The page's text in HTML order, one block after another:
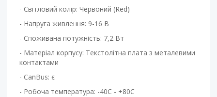
- Світловий колір: Червоний (Red)
- Напруга живлення: 9-16 В
- Споживана потужність: 7,2 Вт
- Матеріал корпусу: Текстолітна плата з металевими
контактами
- CanBus: є
- Робоча температура: -40С - +80С